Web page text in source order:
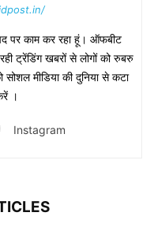
पर काम कर रहा हूं। ऑफबीट
ट्रेंडिंग खबरों से लोगों को रुबरु
मीडिया की दुनिया से कटा
।
Instagram